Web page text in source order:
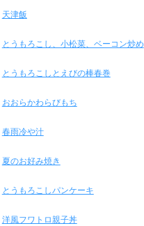
天津飯
とうもろこし、小松菜、ベーコン炒め
とうもろこしとえびの棒春巻
おおらかわらびもち
春雨冷や汁
夏のお好み焼き
とうもろこしパンケーキ
洋風フワトロ親子丼